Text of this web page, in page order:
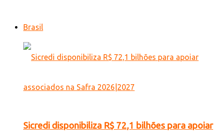
Brasil
Sicredi disponibiliza R$ 72,1 bilhões para apoiar